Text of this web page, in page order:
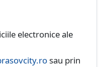
electronice ale
sau prin